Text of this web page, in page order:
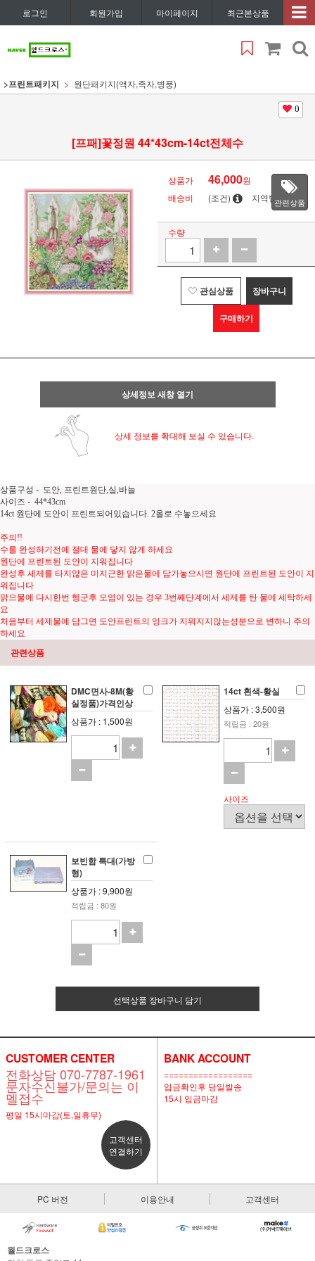
로그인 회원가입 마이페이지 최근본상품
>프린트패키지 원단패키지(액자,족자,병풍)
0
[프패]꽃정원 44*43cm-14ct전체수
상품가 46,000원
배송비
(조건) 지역별관련상품
수량
관심상품 장바구니
구매하기
상세정보 새창 열기
상세 정보를 확대해 보실 수 있습니다.
상품구성 - 도안, 프린트원단,실,바늘
사이즈 - 44*43cm
14ct 원단에 도안이 프린트되어있습니다. 2올로 수놓으세요
주의!!
수를 완성하기전에 절대 물에 닿지 않게 하세요
원단에 프린트된 도안이 지워집니다
완성후 세제를 타지않은 미지근한 맑은물에 담가놓으시면 원단에 프린트된 도안이 지
워집니다
맑으물에 다시한번 헹군후 오염이 있는 경우 3번째단계에서 세제를 탄 물에 세탁하세
요
처음부터 세제물에 담그면 도안프린트의 잉크가 지워지지않는성분으로 변하니 주의
하세요
관련상품
DMC면사-8M(황
실정품)가격인상
상품가 : 1,500원
14ct 흰색-황실
상품가 : 3,500원
적립금 : 20원
사이즈
보빈함 특대(가방
형)
상품가 : 9,900원
적립금 : 80원
선택상품 장바구니 담기
CUSTOMER CENTER
전화상담 070-7787-1961
문자수신불가/문의는 이
멜접수
평일 15시마감(토,일휴무)
고객센터
연결하기
BANK ACCOUNT
==================
입금확인후 당일발송
15시 입금마감
PC 버전 이용안내 고객센터
월드크로스